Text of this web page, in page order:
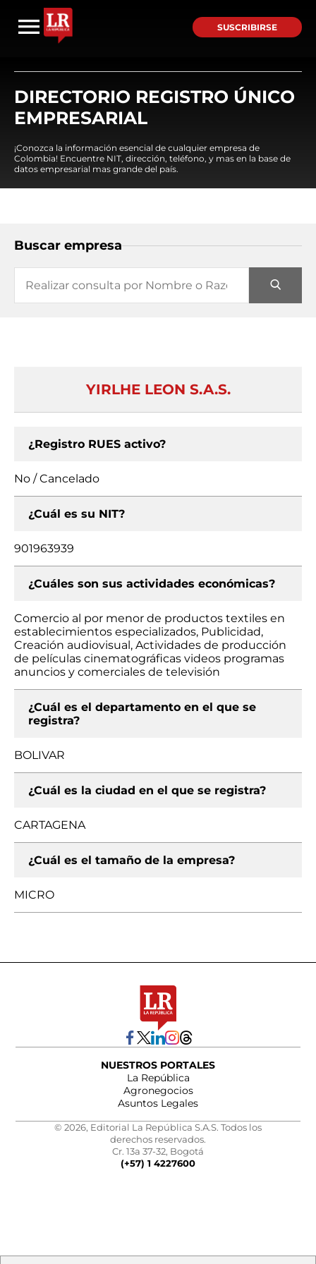
SUSCRIBIRSE
DIRECTORIO REGISTRO ÚNICO
EMPRESARIAL
¡Conozca la información esencial de cualquier empresa de
Colombia! Encuentre NIT, dirección, teléfono, y mas en la base de
datos empresarial mas grande del país.
Buscar empresa
YIRLHE LEON S.A.S.
¿Registro RUES activo?
No / Cancelado
¿Cuál es su NIT?
901963939
¿Cuáles son sus actividades económicas?
Comercio al por menor de productos textiles en
establecimientos especializados, Publicidad,
Creación audiovisual, Actividades de producción
de películas cinematográficas videos programas
anuncios y comerciales de televisión
¿Cuál es el departamento en el que se
registra?
BOLIVAR
¿Cuál es la ciudad en el que se registra?
CARTAGENA
¿Cuál es el tamaño de la empresa?
MICRO
NUESTROS PORTALES
La República
Agronegocios
Asuntos Legales
© 2026, Editorial La República S.A.S. Todos los
derechos reservados.
Cr. 13a 37-32, Bogotá
(+57) 1 4227600